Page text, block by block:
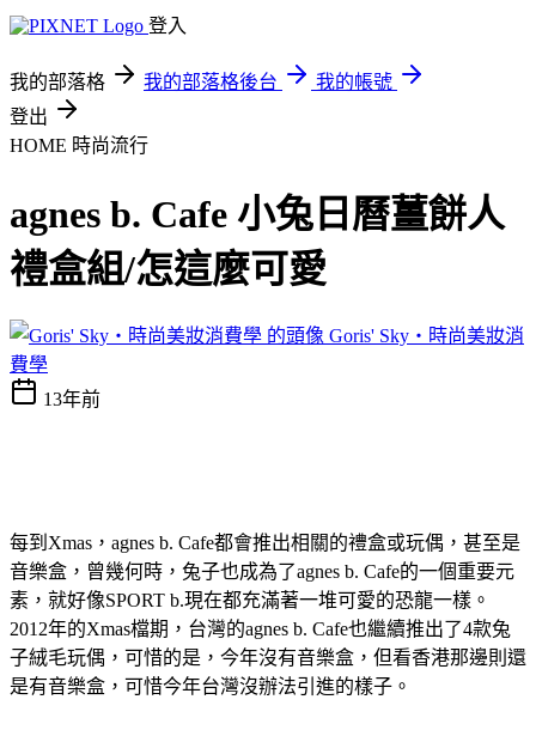
登入
我的部落格 我的部落格後台
我的帳號
登出
HOME 時尚流行
agnes b. Cafe 小兔日曆薑餅人
禮盒組/怎這麼可愛
Goris' Sky‧時尚美妝消
費學
13年前
每到Xmas，agnes b. Cafe都會推出相關的禮盒或玩偶，甚至是
音樂盒，曾幾何時，兔子也成為了agnes b. Cafe的一個重要元
素，就好像SPORT b.現在都充滿著一堆可愛的恐龍一樣。
2012年的Xmas檔期，台灣的agnes b. Cafe也繼續推出了4款兔
子絨毛玩偶，可惜的是，今年沒有音樂盒，但看香港那邊則還
是有音樂盒，可惜今年台灣沒辦法引進的樣子。